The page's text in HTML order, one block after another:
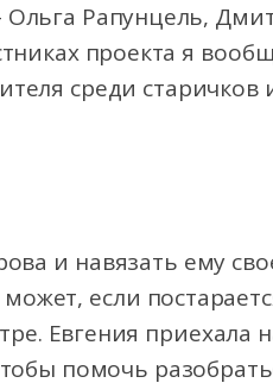
Ольга Рапунцель,
проекта я
среди старичков
и навязать ему
если
Евгения
помочь